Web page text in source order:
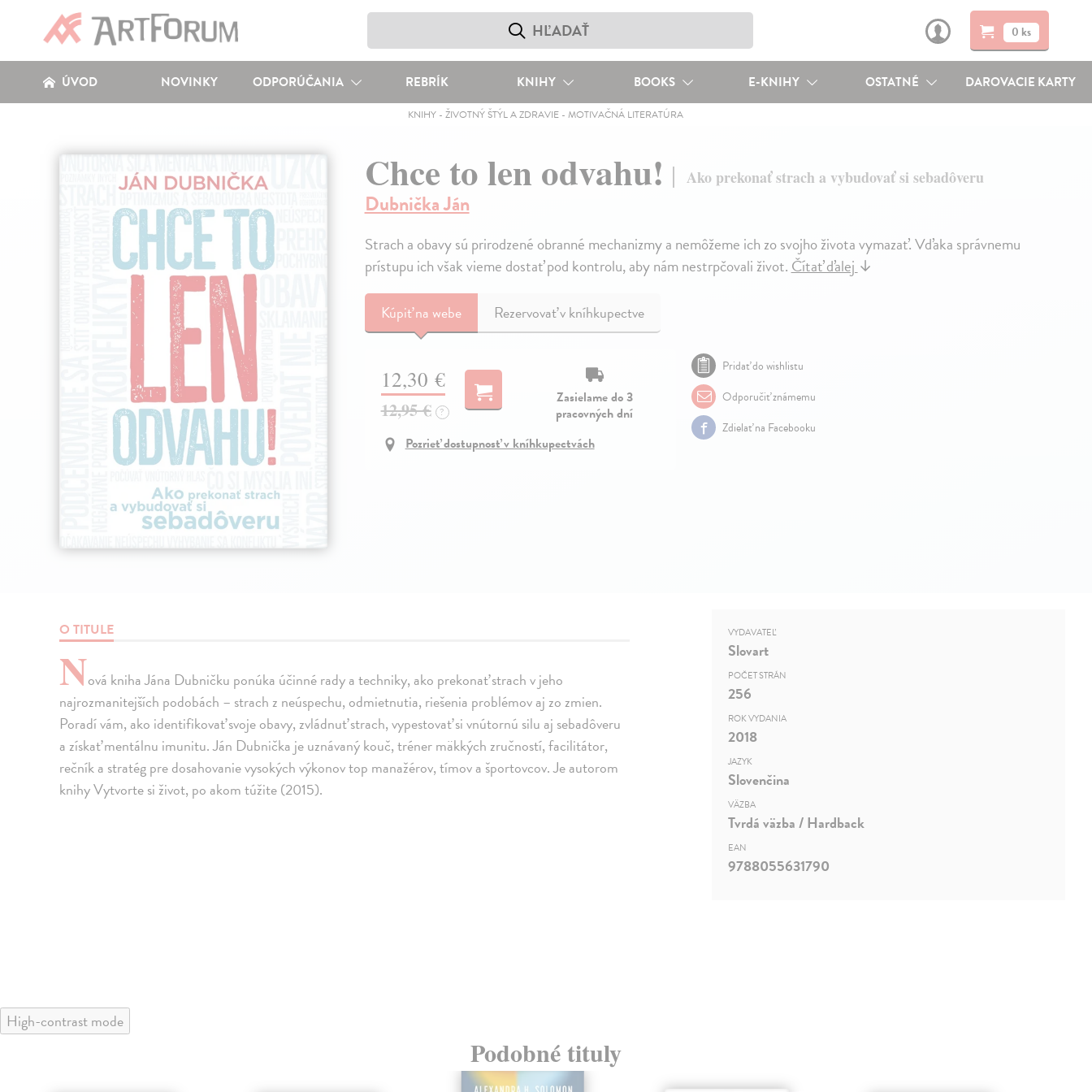
0 ks
ÚVOD NOVINKY ODPORÚČANIA REBRÍK KNIHY BOOKS E-KNIHY OSTATNÉ DAROVACIE KARTY
KNIHY -ŽIVOTNÝ ŠTÝL A ZDRAVIE -MOTIVAČNÁ LITERATÚRA
Chce to len odvahu! Ako prekonať strach a vybudovať si sebadôveru
Dubnička Ján
Strach a obavy sú prirodzené obranné mechanizmy a nemôžeme ich zo svojho života vymazať. Vďaka správnemu
prístupu ich však vieme dostať pod kontrolu, aby nám nestrpčovali život.Čítať ďalej↓
Kúpiťna webe Rezervovať v kníhkupectve
12,30 €
12,95 € ?
Zasielame do 3
pracovných dní
Pozrieť dostupnosť v kníhkupectvách
Pridať do wishlistu
Odporučiť známemu
Zdielať na Facebooku
O TITULE
Nová kniha Jána Dubničku ponúka účinné rady a techniky, ako prekonať strach v jeho
najrozmanitejších podobách – strach z neúspechu, odmietnutia, riešenia problémov aj zo zmien.
Poradí vám, ako identifikovať svoje obavy, zvládnuť strach, vypestovať si vnútornú silu aj sebadôveru
a získať mentálnu imunitu. Ján Dubnička je uznávaný kouč, tréner mäkkých zručností, facilitátor,
rečník a stratég pre dosahovanie vysokých výkonov top manažérov, tímov a športovcov. Je autorom
knihy Vytvorte si život, po akom túžite (2015).
VYDAVATEĽ
Slovart
POČET STRÁN
256
ROK VYDANIA
2018
JAZYK
Slovenčina
VÄZBA
Tvrdá väzba / Hardback
EAN
9788055631790
High-contrast mode
Podobné tituly